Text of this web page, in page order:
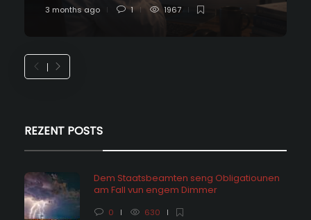
3 months ago 1 1967
REZENT POSTS
Dem Staatsbeamten seng Obligatiounen
am Fall vun engem Dimmer
0 630